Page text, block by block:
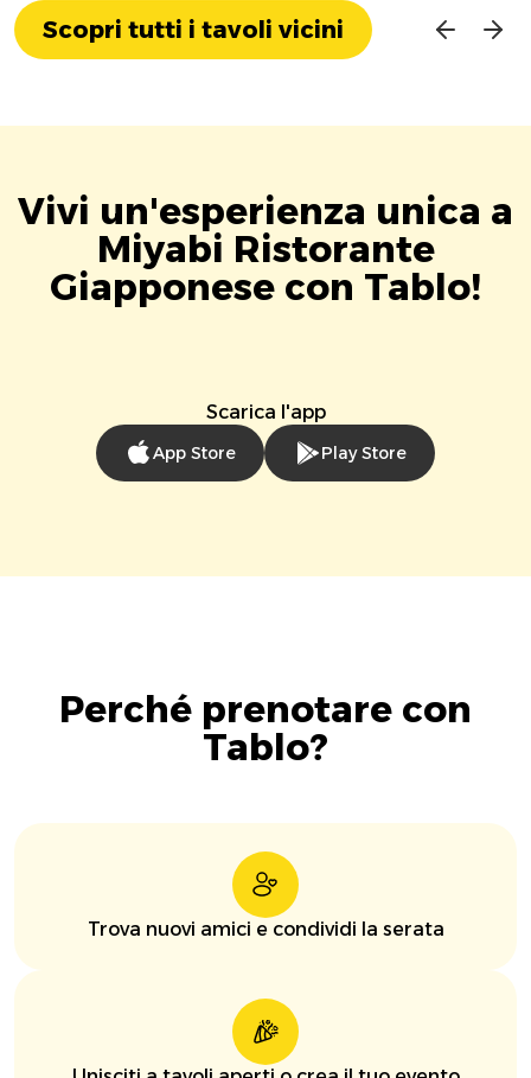
Scopri tutti i tavoli vicini
Vivi un'esperienza unica a
Miyabi Ristorante
Giapponese con Tablo!
Scarica l'app
App Store Play Store
Perché prenotare con
Tablo?
Trova nuovi amici e condividi la serata